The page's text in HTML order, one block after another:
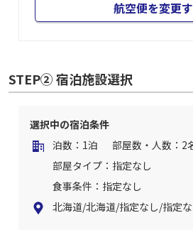
航空便を変更
STEP② 宿泊施設選択
選択中の宿泊条件
泊数：1泊
部屋数・人数：2
部屋タイプ：指定なし
食事条件：指定なし
北海道/北海道/指定なし/指定